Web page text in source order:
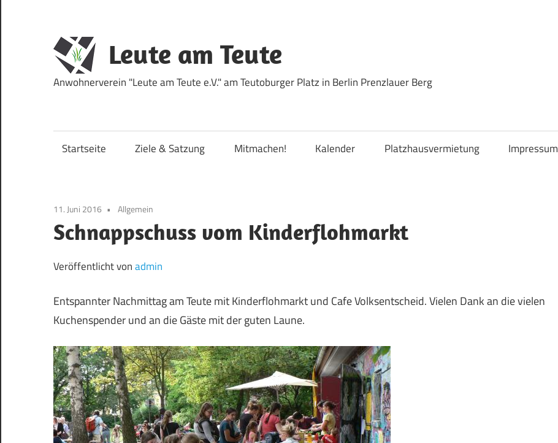
springen
Leute am Teute
Anwohnerverein "Leute am Teute e.V." am Teutoburger Platz in Berlin Prenzlauer Berg
Startseite Ziele & Satzung Mitmachen! Kalender Platzhausvermietung Impressum
11. Juni 2016 Allgemein
Schnappschuss vom Kinderflohmarkt
Veröffentlicht vonadmin
Entspannter Nachmittag am Teute mit Kinderflohmarkt und Cafe Volksentscheid. Vielen Dank an die vielen
Kuchenspender und an die Gäste mit der guten Laune.